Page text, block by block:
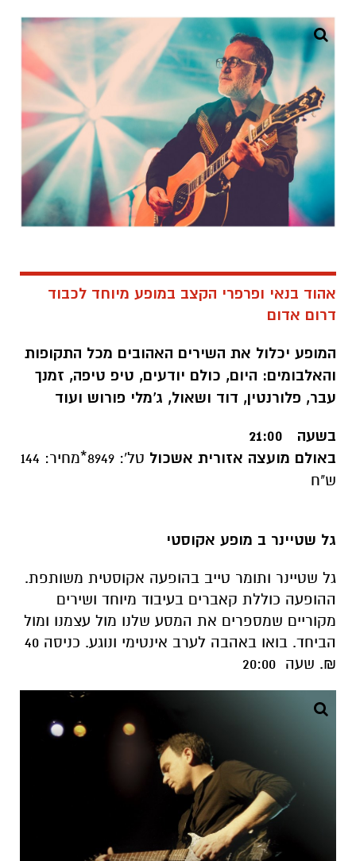
אהוד בנאי ופרפרי הקצב במופע מיוחד לכבוד
דרום אדום
המופע יכלול את השירים האהובים מכל התקופות
והאלבומים: היום, כולם יודעים, טיפ טיפה, זמנך
עבר, פלורנטין, דוד ושאול, ג'מלי פורוש ועוד
בשעה 21:00
באולם מועצה אזורית אשכול טל': 8949 *
מחיר: 144
ש"ח
גל שטיינר ב מופע אקוסטי
גל שטיינר ותומר טייב בהופעה אקוסטית משותפת.
ההופעה כוללת קאברים בעיבוד מיוחד ושירים
מקוריים שמספרים את המסע שלנו מול עצמנו ומול
הביחד. בואו באהבה לערב אינטימי ונוגע. כניסה 40
₪
. שעה 20:00